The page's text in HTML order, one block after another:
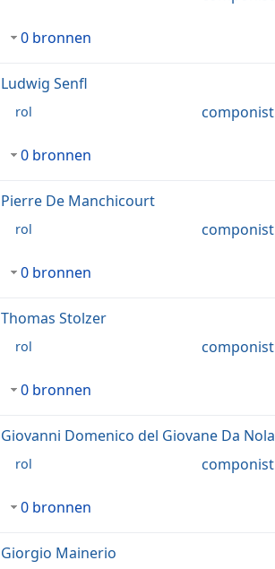
0 bronnen
Ludwig Senfl
rol componist
0 bronnen
Pierre De Manchicourt
rol componist
0 bronnen
Thomas Stolzer
rol componist
0 bronnen
Giovanni Domenico del Giovane Da Nola
rol componist
0 bronnen
Giorgio Mainerio